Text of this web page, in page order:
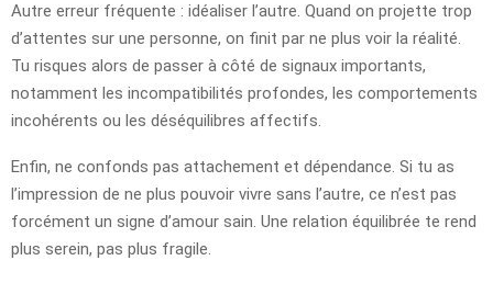
Autre erreur fréquente : idéaliser l’autre. Quand on projette trop
d’attentes sur une personne, on finit par ne plus voir la réalité.
Tu risques alors de passer à côté de signaux importants,
notamment les incompatibilités profondes, les comportements
incohérents ou les déséquilibres affectifs.
Enfin, ne confonds pas attachement et dépendance. Si tu as
l’impression de ne plus pouvoir vivre sans l’autre, ce n’est pas
forcément un signe d’amour sain. Une relation équilibrée te rend
plus serein, pas plus fragile.